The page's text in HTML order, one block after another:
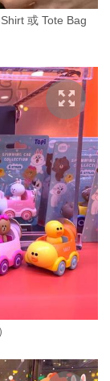
或 Tote Bag